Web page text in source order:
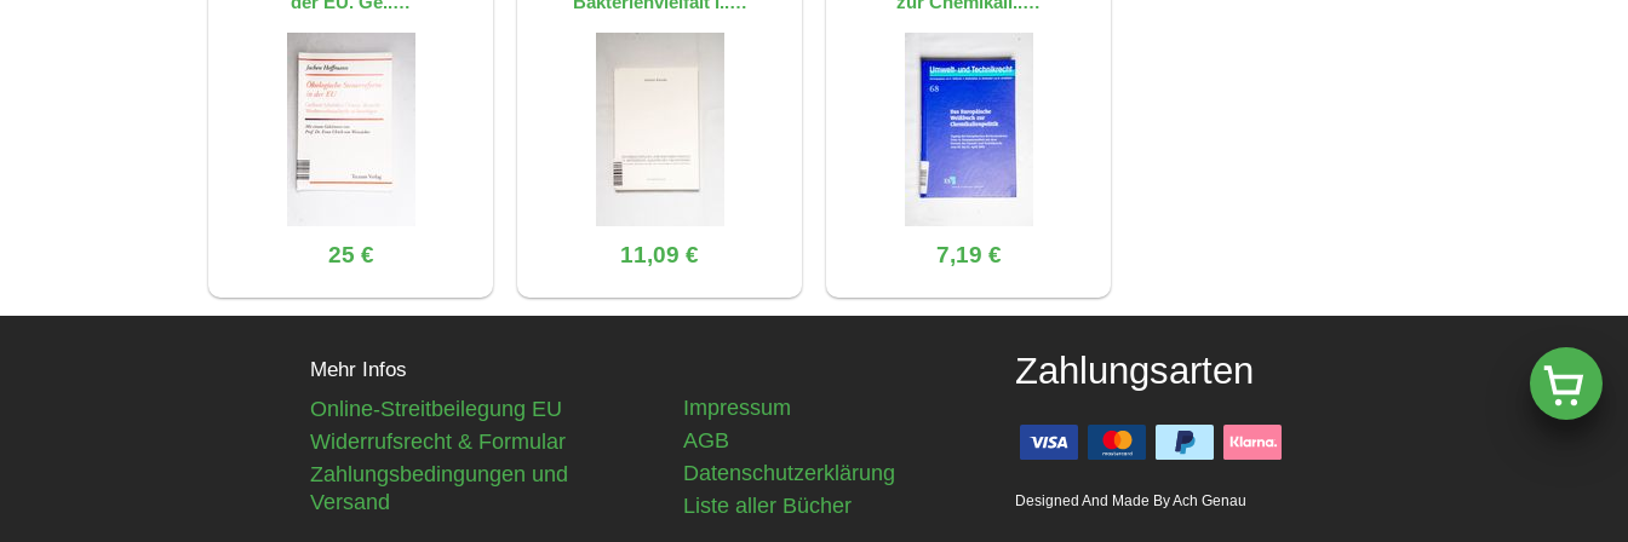
25 € 11,09 € 7,19 €
Mehr Infos
Online-Streitbeilegung EU
Widerrufsrecht & Formular
Zahlungsbedingungen und
Versand
Impressum
AGB
Datenschutzerklärung
Liste aller Bücher
Zahlungsarten
Designed And Made By Ach Genau